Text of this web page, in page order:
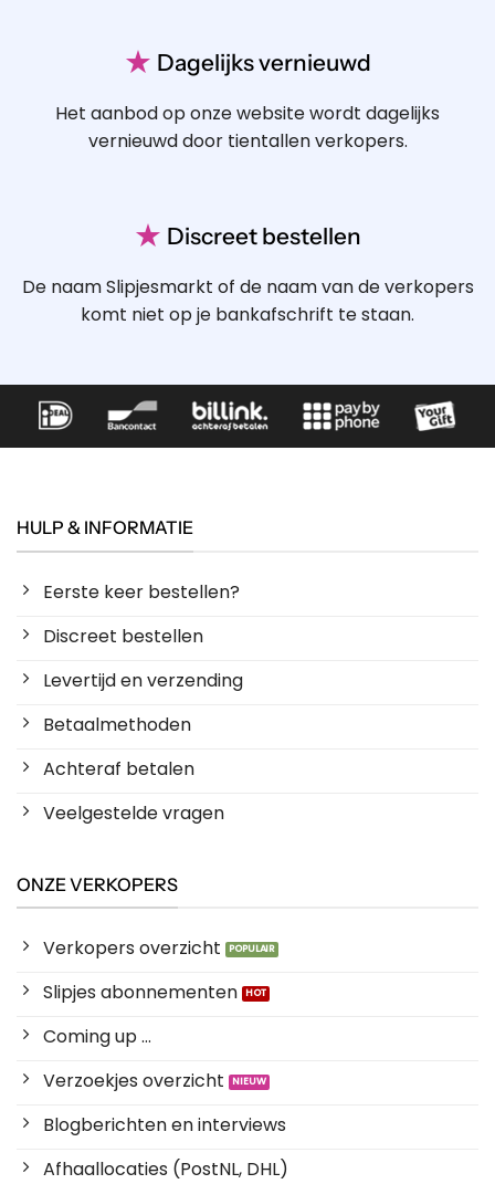
★ Dagelijks vernieuwd
Het aanbod op onze website wordt dagelijks
vernieuwd door tientallen verkopers.
★ Discreet bestellen
De naam Slipjesmarkt of de naam van de verkopers
komt niet op je bankafschrift te staan.
HULP & INFORMATIE
Eerste keer bestellen?
Discreet bestellen
Levertijd en verzending
Betaalmethoden
Achteraf betalen
Veelgestelde vragen
ONZE VERKOPERS
Verkopers overzicht
Slipjes abonnementen
Coming up ...
Verzoekjes overzicht
Blogberichten en interviews
Afhaallocaties (PostNL, DHL)